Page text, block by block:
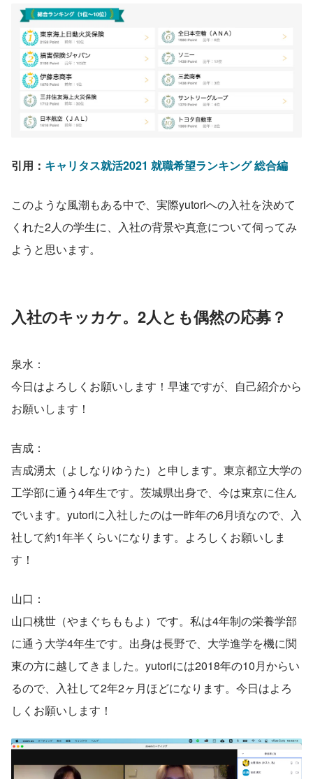
引用： キャリタス就活2021 就職希望ランキング 総合編
このような風潮もある中で、実際yutoriへの入社を決めて
くれた2人の学生に、入社の背景や真意について伺ってみ
ようと思います。
入社のキッカケ。2人とも偶然の応募？
泉水：
今日はよろしくお願いします！早速ですが、自己紹介から
お願いします！
吉成：
吉成湧太（よしなりゆうた）と申します。東京都立大学の
工学部に通う4年生です。茨城県出身で、今は東京に住ん
でいます。yutoriに入社したのは一昨年の6月頃なので、入
社して約1年半くらいになります。よろしくお願いしま
す！
山口：
山口桃世（やまぐちももよ）です。私は4年制の栄養学部
に通う大学4年生です。出身は長野で、大学進学を機に関
東の方に越してきました。yutoriには2018年の10月からい
るので、入社して2年2ヶ月ほどになります。今日はよろ
しくお願いします！